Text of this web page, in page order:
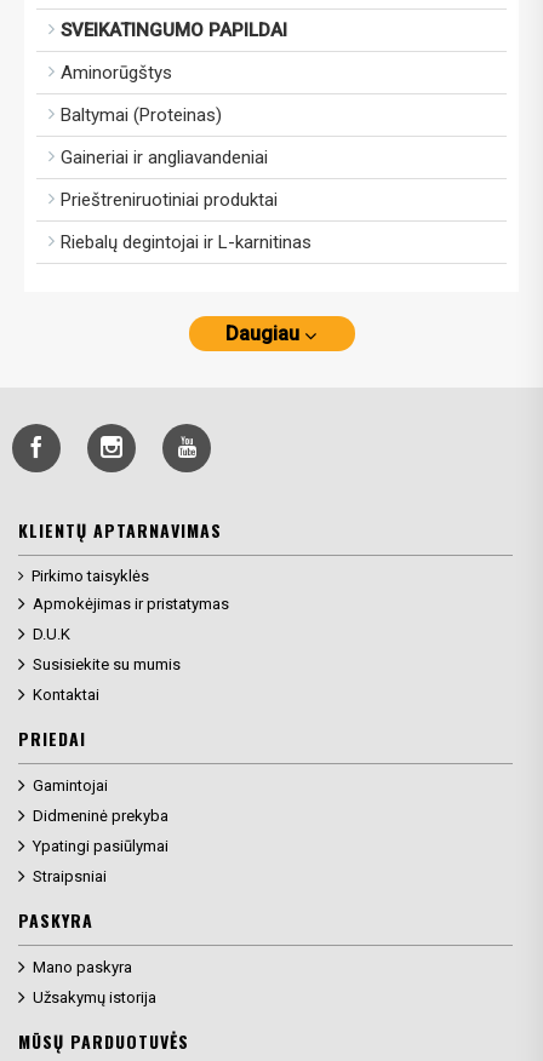
SVEIKATINGUMO PAPILDAI
Aminorūgštys
Baltymai (Proteinas)
Gaineriai ir angliavandeniai
Prieštreniruotiniai produktai
Riebalų degintojai ir L-karnitinas
Daugiau
KLIENTŲ APTARNAVIMAS
Pirkimo taisyklės
Apmokėjimas ir pristatymas
D.U.K
Susisiekite su mumis
Kontaktai
PRIEDAI
Gamintojai
Didmeninė prekyba
Ypatingi pasiūlymai
Straipsniai
PASKYRA
Mano paskyra
Užsakymų istorija
MŪSŲ PARDUOTUVĖS